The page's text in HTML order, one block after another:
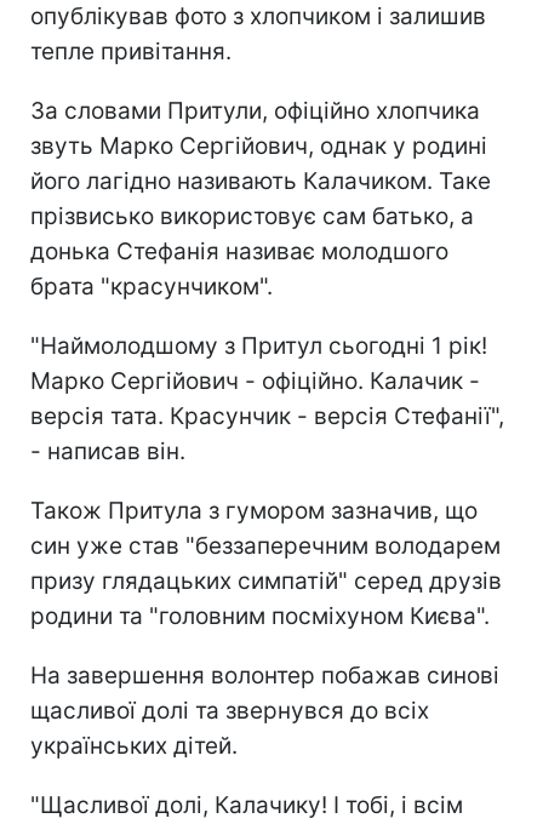
опублікував фото з хлопчиком і залишив
тепле привітання.
За словами Притули, офіційно хлопчика
звуть Марко Сергійович, однак у родині
його лагідно називають Калачиком. Таке
прізвисько використовує сам батько, а
донька Стефанія називає молодшого
брата "красунчиком".
"Наймолодшому з Притул сьогодні 1 рік!
Марко Сергійович - офіційно. Калачик -
версія тата. Красунчик - версія Стефанії",
- написав він.
Також Притула з гумором зазначив, що
син уже став "беззаперечним володарем
призу глядацьких симпатій" серед друзів
родини та "головним посміхуном Києва".
На завершення волонтер побажав синові
щасливої долі та звернувся до всіх
українських дітей.
"Щасливої долі, Калачику! І тобі, і всім